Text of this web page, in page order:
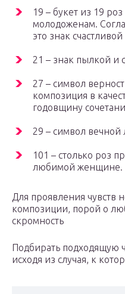
19 – букет из 19
молодоженам.
это знак
21 – знак пылкой и
27 – символ
композиция в
годовщину
29 – символ вечной
101 – столько роз
любимой женщине.
Для проявления
композиции, порой о
скромность
Подбирать подходящую
исходя из случая, к